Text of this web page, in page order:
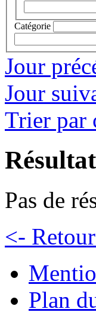
Catégorie
Jour
Jour
Trier par
Pas de
<-
Plan